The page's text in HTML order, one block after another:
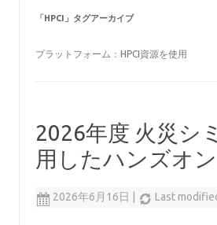
「HPCI 」タグアーカイブ
プラットフォーム：HPCI資源を使用
2026年度 火災シ
用したハンズオ
2026年6月16日 Last